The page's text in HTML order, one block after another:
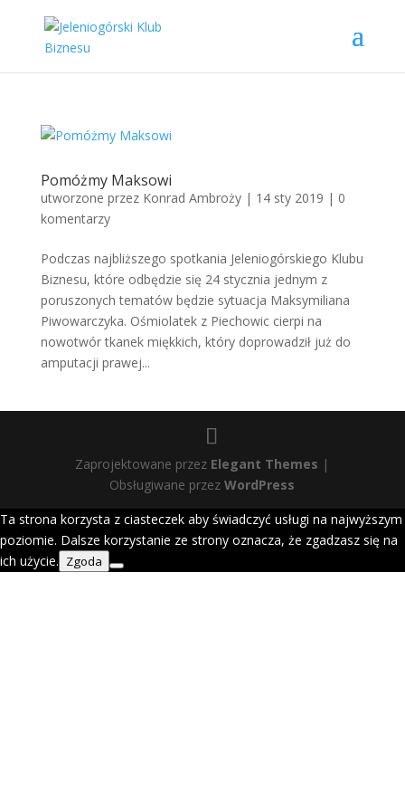
Pomóżmy Maksowi
utworzone przez Konrad Ambroży| 14 sty 2019 | 0
komentarzy
Podczas najbliższego spotkania Jeleniogórskiego Klubu
Biznesu, które odbędzie się 24 stycznia jednym z
poruszonych tematów będzie sytuacja Maksymiliana
Piwowarczyka. Ośmiolatek z Piechowic cierpi na
nowotwór tkanek miękkich, który doprowadził już do
amputacji prawej...
Zaprojektowane przez Elegant Themes |
Obsługiwane przezWordPress
Ta strona korzysta z ciasteczek aby świadczyć usługi na najwyższym
poziomie. Dalsze korzystanie ze strony oznacza, że zgadzasz się na
ich użycie. Zgoda